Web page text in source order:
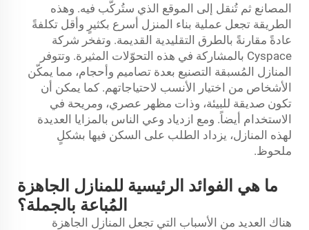
المصانع ثم تُنقل إلى الموقع الذي ستُركَّب فيه. وهذه
الطريقة تجعل عملية بناء المنزل أسرع بكثيرٍ وأقل تكلفةً
عادةً مقارنةً بالطرق التقليدية القديمة. وتفخر شركة
Cyspace بالمشاركة في هذه التحوّلات المثيرة. وتتوفر
المنازل المُسبقة التصنيع بعدة تصاميم وأحجام، مما يمكّن
الأشخاص من اختيار الأنسب لاحتياجاتهم. كما يمكن أن
تكون صديقة للبيئة، وذات مظهر عصري، ومريحة في
الاستخدام أيضاً. ومع ازدياد وعي الناس بالمزايا العديدة
لهذه المنازل، يزداد الطلب على السكن فيها بشكلٍ
ملحوظ.
ما هي الفوائد الرئيسية للمنازل الجاهزة
المُباعة بالجملة؟
هناك العديد من الأسباب التي تجعل المنازل الجاهزة